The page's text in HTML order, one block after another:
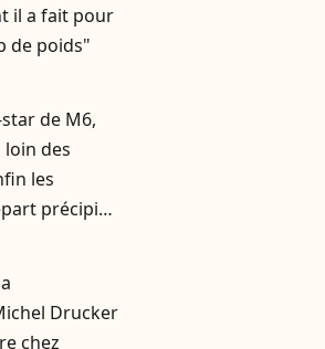
il a fait pour
de poids"
de M6,
des
les
précipité
Drucker
chez